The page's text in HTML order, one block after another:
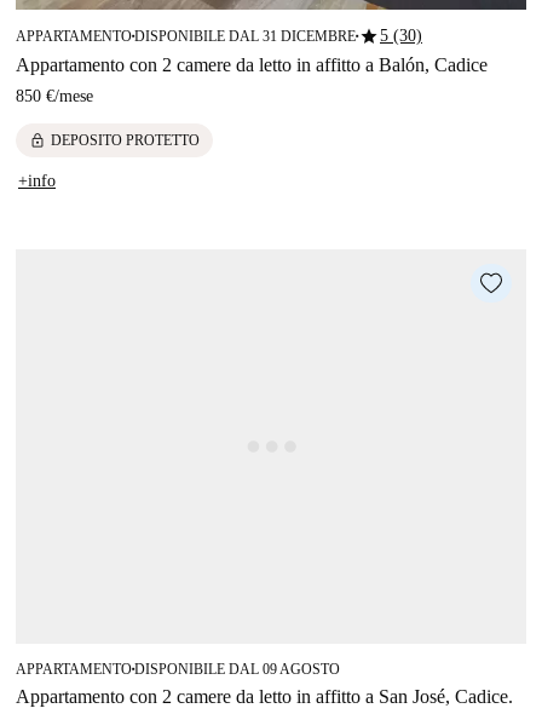
APPARTAMENTO■DISPONIBILE DAL 31 DICEMBRE■star5 (30)
Appartamento con 2 camere da letto in affitto a Balón, Cadice
850 €/mese
lock DEPOSITO PROTETTO
+info
APPARTAMENTO■DISPONIBILE DAL 09 AGOSTO
Appartamento con 2 camere da letto in affitto a San José, Cadice.